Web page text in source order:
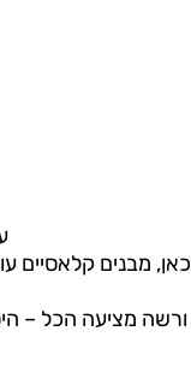
כאן, מבנים קלאסיים
ורשה מציעה הכל –